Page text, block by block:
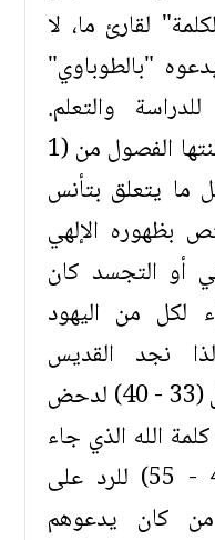
لقارئ ما، لا
"بالطوباوي"
والتعلم.
ويخصّه بالتعاليم التي تضمّنتها الفصول من (1
ما يتعلق بتأنس
بظهوره الإلهي
أو التجسد كان
لكل من اليهود
لذا نجد القديس
أثناسيوس يخصص الفصول (33 - 40) لدحض
الله الذي جاء
في الجسد. والفصول (41 - 55) للرد على
من كان يدعوهم